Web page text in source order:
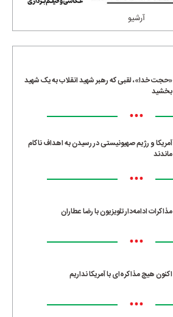
آرشیو
«حجت خدا»، لقبی که رهبر شهید انقلاب به یک شهید
بخشید
•••
آمریکا و رژیم صهیونیستی در رسیدن به اهداف ناکام
ماندند
•••
مذاکرات ادامه‌دار تلویزیون با رضا عطاران
•••
اکنون هیچ مذاکره‌ای با آمریکا نداریم
•••